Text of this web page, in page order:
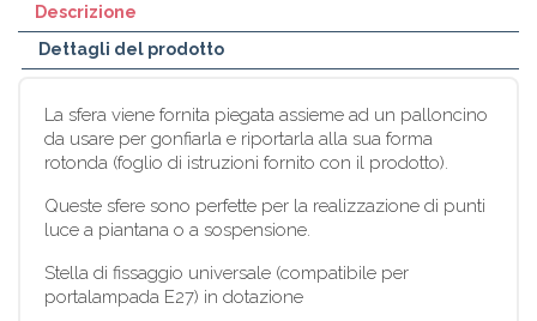
Descrizione
Dettagli del prodotto
La sfera viene fornita piegata assieme ad un palloncino
da usare per gonfiarla e riportarla alla sua forma
rotonda (foglio di istruzioni fornito con il prodotto).
Queste sfere sono perfette per la realizzazione di punti
luce a piantana o a sospensione.
Stella di fissaggio universale (compatibile per
portalampada E27) in dotazione